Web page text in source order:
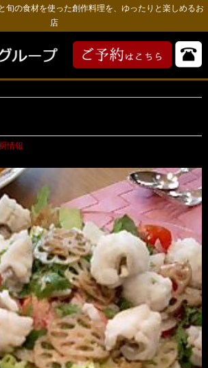
旬の食材を使った創作料理を、ゆったりと楽しめるお
店
情報